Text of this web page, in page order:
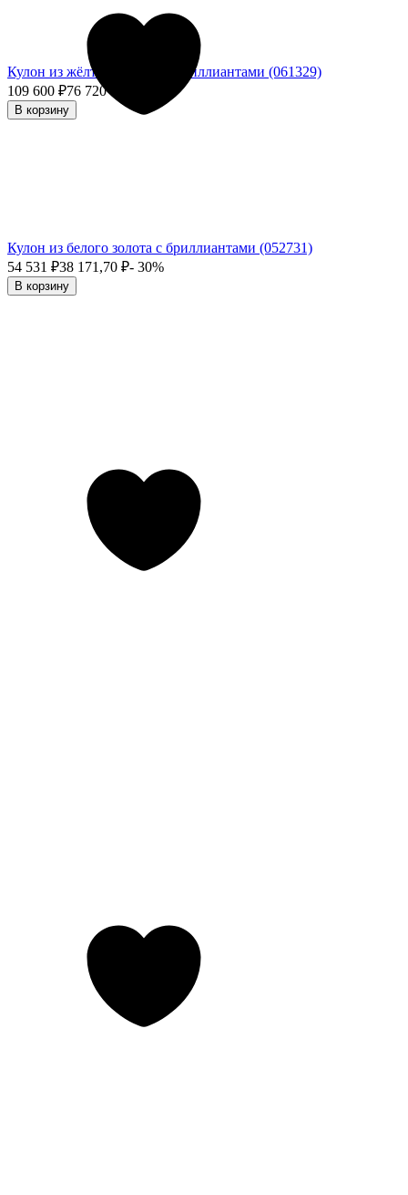
Кулон из жёлтого золота с бриллиантами (061329)
109 600 ₽76 720₽
В корзину
Кулон из белого золота с бриллиантами (052731)
54 531 ₽38 171,70 ₽- 30%
В корзину